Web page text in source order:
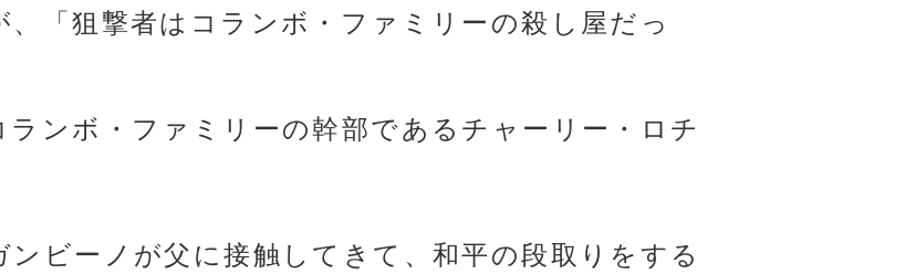
「狙撃者はコランボ・ファミリーの殺し屋だっ
ンボ・ファミリーの幹部であるチャーリー・ロチ
ビーノが父に接触してきて、和平の段取りをする